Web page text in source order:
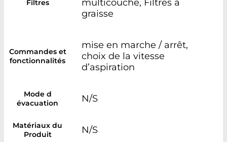
Filtres
multicouche, Filtres à
graisse
Commandes et
fonctionnalités
mise en marche / arrêt,
choix de la vitesse
d’aspiration
Mode d
évacuation
N/S
Matériaux du
Produit
N/S